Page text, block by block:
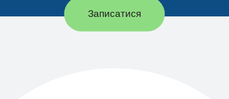
Записатися